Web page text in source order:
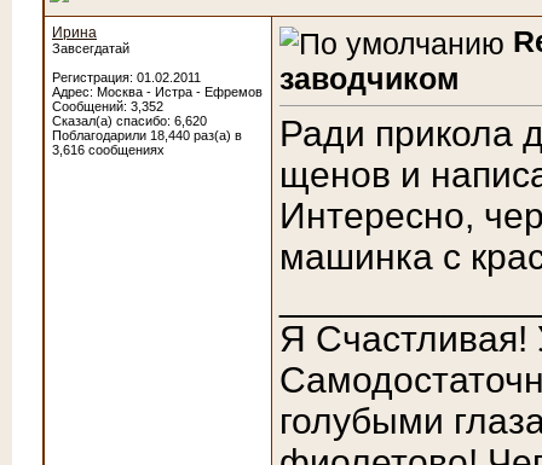
Ирина
Завсегдатай
Регистрация: 01.02.2011
Адрес: Москва - Истра - Ефремов
Сообщений: 3,352
Сказал(а) спасибо: 6,620
Поблагодарили 18,440 раз(а) в
3,616 сообщениях
заводчиком
Ради прикола
щенов и
Интересно,
машинка с
Я Счастливая!
голубыми